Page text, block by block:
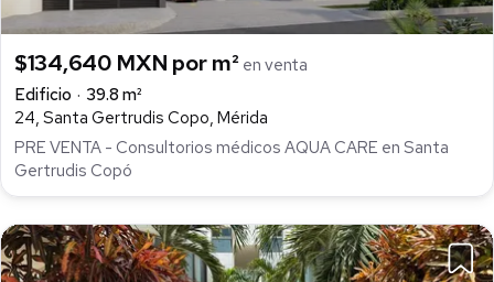
$134,640 MXN por m² en venta
Edificio
39.8 m²
24, Santa Gertrudis Copo, Mérida
PRE VENTA - Consultorios médicos AQUA CARE en Santa
Gertrudis Copó